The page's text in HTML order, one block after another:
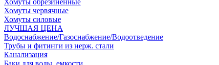
Хомуты обрезиненные
Хомуты червячные
Хомуты силовые
ЛУЧШАЯ ЦЕНА
Водоснабжение/Газоснабжение/Водоотведение
Трубы и фитинги из нерж. стали
Канализация
Баки для воды, емкости